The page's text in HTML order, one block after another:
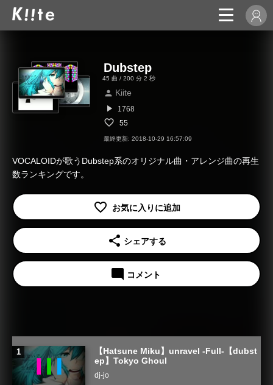
Dubstep
45 曲 / 200 分 2 秒
person Kiite
play_arrow
1768
55
最終更新: 2018-10-29 16:57:09
VOCALOIDが歌うDubstep系のオリジナル曲・アレンジ曲の再生
数ランキングです。
share シェアする
mode_comment コメント
【Hatsune Miku】unravel -Full-【dubst
ep】Tokyo Ghoul
dj-jo